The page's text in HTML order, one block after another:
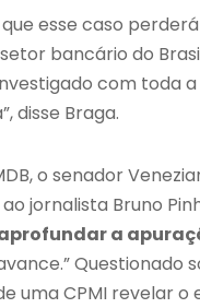
esse caso
bancário do
com toda a
disse Braga.
o senador
ao jornalista Bruno
a
Questionado
uma CPMI revelar o